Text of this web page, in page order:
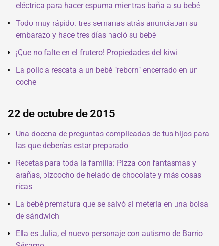
eléctrica para hacer espuma mientras baña a su bebé
Todo muy rápido: tres semanas atrás anunciaban su
embarazo y hace tres días nació su bebé
¡Que no falte en el frutero! Propiedades del kiwi
La policía rescata a un bebé "reborn" encerrado en un
coche
22 de octubre de 2015
Una docena de preguntas complicadas de tus hijos para
las que deberías estar preparado
Recetas para toda la familia: Pizza con fantasmas y
arañas, bizcocho de helado de chocolate y más cosas
ricas
La bebé prematura que se salvó al meterla en una bolsa
de sándwich
Ella es Julia, el nuevo personaje con autismo de Barrio